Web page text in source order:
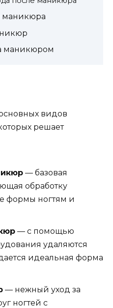
маникюром
видов
решает
— базовая
обработку
формы ногтям и
— с помощью
удаляются
идеальная форма
— нежный уход за
ногтей с